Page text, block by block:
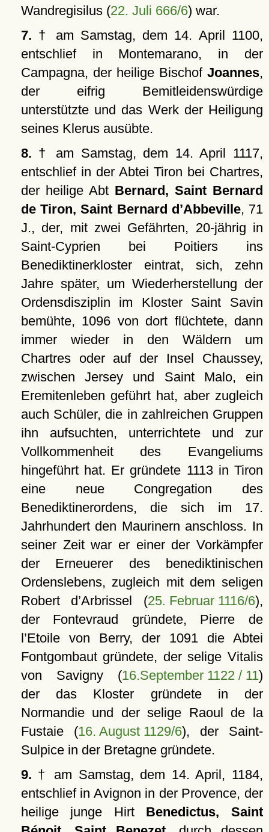
Wandregisilus (22. Juli 666/6) war.
7. † am Samstag, dem 14. April 1100,
entschlief in Montemarano, in der
Campagna, der heilige Bischof Joannes,
der eifrig Bemitleidenswürdige
unterstützte und das Werk der Heiligung
seines Klerus ausübte.
8. † am Samstag, dem 14. April 1117,
entschlief in der Abtei Tiron bei Chartres,
der heilige Abt Bernard, Saint Bernard
de Tiron, Saint Bernard d’Abbeville, 71
J., der, mit zwei Gefährten, 20-jährig in
Saint-Cyprien bei Poitiers ins
Benediktinerkloster eintrat, sich, zehn
Jahre später, um Wiederherstellung der
Ordensdisziplin im Kloster Saint Savin
bemühte, 1096 von dort flüchtete, dann
immer wieder in den Wäldern um
Chartres oder auf der Insel Chaussey,
zwischen Jersey und Saint Malo, ein
Eremitenleben geführt hat, aber zugleich
auch Schüler, die in zahlreichen Gruppen
ihn aufsuchten, unterrichtete und zur
Vollkommenheit des Evangeliums
hingeführt hat. Er gründete 1113 in Tiron
eine neue Congregation des
Benediktinerordens, die sich im 17.
Jahrhundert den Maurinern anschloss. In
seiner Zeit war er einer der Vorkämpfer
der Erneuerer des benediktinischen
Ordenslebens, zugleich mit dem seligen
Robert d’Arbrissel (25. Februar 1116/6),
der Fontevraud gründete, Pierre de
l’Etoile von Berry, der 1091 die Abtei
Fontgombaut gründete, der selige Vitalis
von Savigny (16.September 1122 / 11)
der das Kloster gründete in der
Normandie und der selige Raoul de la
Fustaie (16. August 1129/6), der Saint-
Sulpice in der Bretagne gründete.
9. † am Samstag, dem 14. April, 1184,
entschlief in Avignon in der Provence, der
heilige junge Hirt Benedictus, Saint